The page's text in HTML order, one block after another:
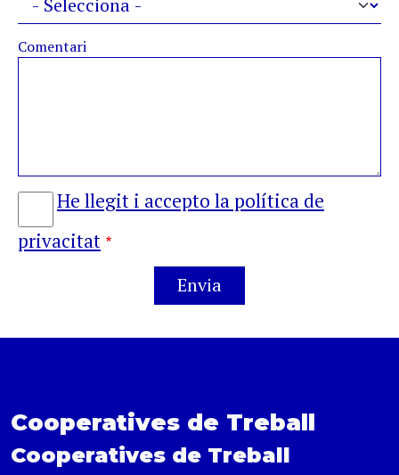
Comentari
He llegit i accepto la política de
privacitat
Cooperatives de Treball
Cooperatives de Treball